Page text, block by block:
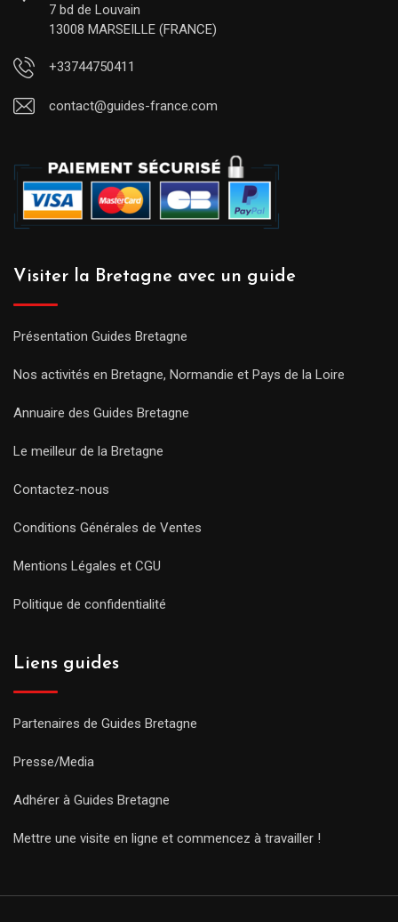
7 bd de Louvain
13008 MARSEILLE (FRANCE)
+33744750411
contact@guides-france.com
Visiter la Bretagne avec un guide
Présentation Guides Bretagne
Nos activités en Bretagne, Normandie et Pays de la Loire
Annuaire des Guides Bretagne
Le meilleur de la Bretagne
Contactez-nous
Conditions Générales de Ventes
Mentions Légales et CGU
Politique de confidentialité
Liens guides
Partenaires de Guides Bretagne
Presse/Media
Adhérer à Guides Bretagne
Mettre une visite en ligne et commencez à travailler !